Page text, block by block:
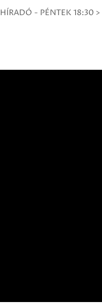
HÍRADÓ - PÉNTEK 18:30 >